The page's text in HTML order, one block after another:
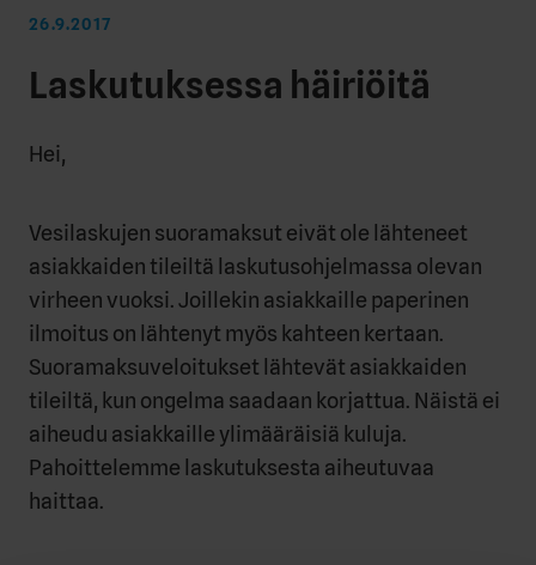
26.9.2017
Laskutuksessa häiriöitä
Hei,
Vesilaskujen suoramaksut eivät ole lähteneet
asiakkaiden tileiltä laskutusohjelmassa olevan
virheen vuoksi. Joillekin asiakkaille paperinen
ilmoitus on lähtenyt myös kahteen kertaan.
Suoramaksuveloitukset lähtevät asiakkaiden
tileiltä, kun ongelma saadaan korjattua. Näistä ei
aiheudu asiakkaille ylimääräisiä kuluja.
Pahoittelemme laskutuksesta aiheutuvaa
haittaa.